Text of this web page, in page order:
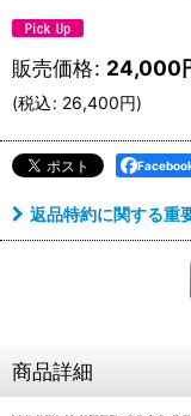
販売価格: 24,000
(税込: 26,400円)
返品特約に関する重
商品詳細